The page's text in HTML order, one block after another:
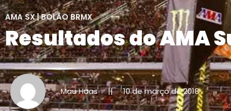
AMA SX|BOLÃO BRMX
Resultados do AMA
Mau Haas || 10 de março de 2018